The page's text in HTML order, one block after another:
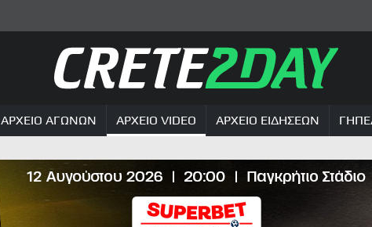
ΑΡΧΕΙΟ ΑΓΩΝΩΝ ΑΡΧΕΙΟ VIDEO ΑΡΧΕΙΟ ΕΙΔΗΣΕΩΝ